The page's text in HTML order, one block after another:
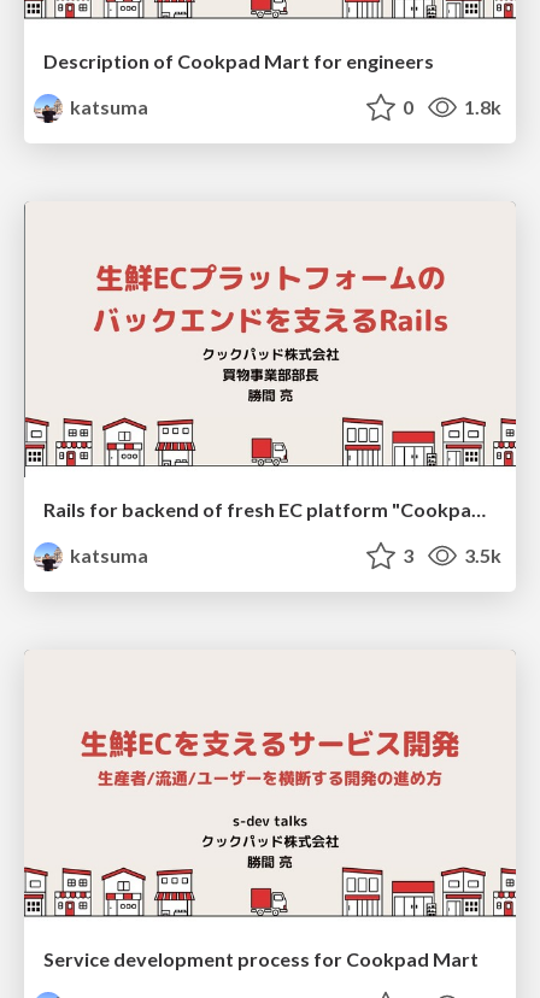
Description of Cookpad Mart for engineers
katsuma
0 1.8k
Rails for backend of fresh EC platform "Cookpad Mart"
katsuma
3 3.5k
Service development process for Cookpad Mart